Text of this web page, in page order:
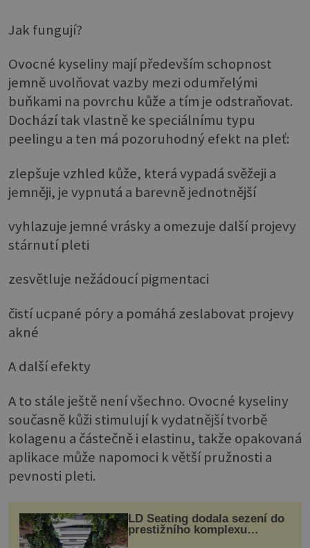
Jak fungují?
Ovocné kyseliny mají především schopnost
jemně uvolňovat vazby mezi odumřelými
buňkami na povrchu kůže a tím je odstraňovat.
Dochází tak vlastně ke speciálnímu typu
peelingu a ten má pozoruhodný efekt na pleť:
zlepšuje vzhled kůže, která vypadá svěžeji a
jemněji, je vypnutá a barevně jednotnější
vyhlazuje jemné vrásky a omezuje další projevy
stárnutí pleti
zesvětluje nežádoucí pigmentaci
čistí ucpané póry a pomáhá zeslabovat projevy
akné
A další efekty
A to stále ještě není všechno. Ovocné kyseliny
současně kůži stimulují k vydatnější tvorbě
kolagenu a částečně i elastinu, takže opakovaná
aplikace může napomoci k větší pružnosti a
pevnosti pleti.
LD Seating dodala sezení do
prestižního komplexu
MediaCityUK v Salfordu